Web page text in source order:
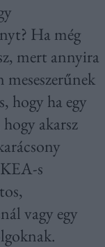
Ha még
mert annyira
meseszerűnek
hogy ha egy
akarsz
s
vagy egy